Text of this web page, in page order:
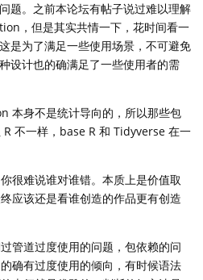
题。之前本论坛有帖子说过难以理解
，但是其实共情一下，花时间看一
是为了满足一些使用场景，不可避免
设计也的确满足了一些使用者的需
本身不是统计导向的，所以那些包
不一样，base R 和 Tidyverse 在一
很难说谁对谁错。本质上是价值取
应该还是看谁创造的作品更有创造
管道过度使用的问题，包依赖的问
确有过度使用的倾向，有时候语法